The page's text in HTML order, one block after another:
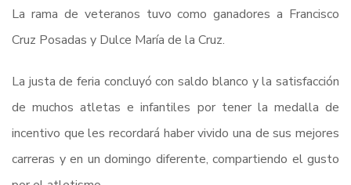
La rama de veteranos tuvo como ganadores a Francisco
Cruz Posadas y Dulce María de la Cruz.
La justa de feria concluyó con saldo blanco y la satisfacción
de muchos atletas e infantiles por tener la medalla de
incentivo que les recordará haber vivido una de sus mejores
carreras y en un domingo diferente, compartiendo el gusto